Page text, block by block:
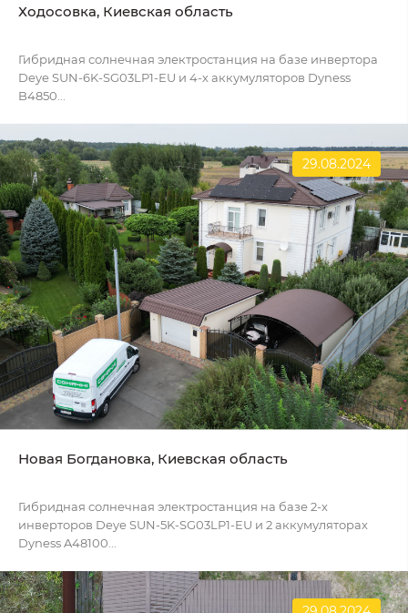
Ходосовка, Киевская область
Гибридная солнечная электростанция на базе инвертора
Deye SUN-6K-SG03LP1-EU и 4-х аккумуляторов Dyness
B4850...
29.08.2024
Новая Богдановка, Киевская область
Гибридная солнечная электростанция на базе 2-х
инверторов Deye SUN-5K-SG03LP1-EU и 2 аккумуляторах
Dyness A48100...